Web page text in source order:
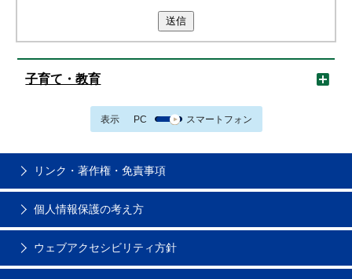
送信
子育て・教育
表示 PC スマートフォン
リンク・著作権・免責事項
個人情報保護の考え方
ウェブアクセシビリティ方針